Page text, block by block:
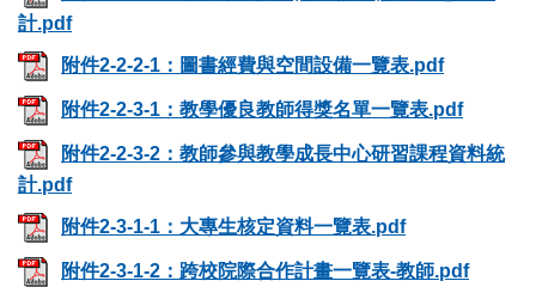
計.pdf
附件2-2-2-1：圖書經費與空間設備一覽表.pdf
附件2-2-3-1：教學優良教師得獎名單一覽表.pdf
附件2-2-3-2：教師參與教學成長中心研習課程資料統
計.pdf
附件2-3-1-1：大專生核定資料一覽表.pdf
附件2-3-1-2：跨校院際合作計畫一覽表-教師.pdf